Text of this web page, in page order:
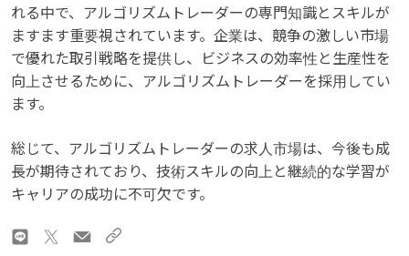
れる中で、アルゴリズムトレーダーの専門知識とスキルが
ますます重要視されています。企業は、競争の激しい市場
で優れた取引戦略を提供し、ビジネスの効率性と生産性を
向上させるために、アルゴリズムトレーダーを採用してい
ます。
総じて、アルゴリズムトレーダーの求人市場は、今後も成
長が期待されており、技術スキルの向上と継続的な学習が
キャリアの成功に不可欠です。